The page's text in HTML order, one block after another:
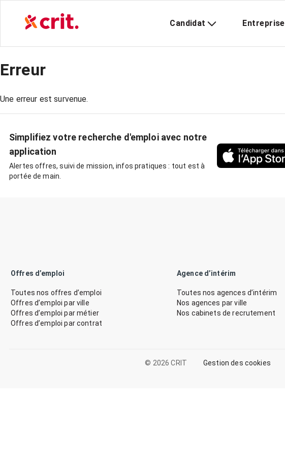
Candidat Entreprise
Erreur
Une erreur est survenue.
Simplifiez votre recherche d'emploi avec notre
application
Alertes offres, suivi de mission, infos pratiques : tout est à
portée de main.
Offres d’emploi
Toutes nos offres d’emploi
Offres d’emploi par ville
Offres d’emploi par métier
Offres d’emploi par contrat
Agence d’intérim
Toutes nos agences d’intérim
Nos agences par ville
Nos cabinets de recrutement
© 2026 CRIT Gestion des cookies